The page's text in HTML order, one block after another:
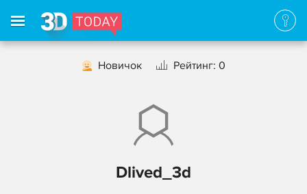
Новичок Рейтинг: 0
Dlived_3d